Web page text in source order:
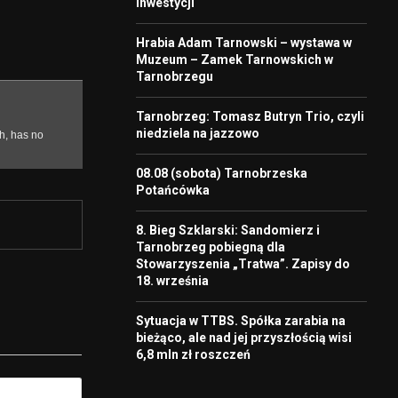
Hrabia Adam Tarnowski – wystawa w
Muzeum – Zamek Tarnowskich w
Tarnobrzegu
Tarnobrzeg: Tomasz Butryn Trio, czyli
niedziela na jazzowo
08.08 (sobota) Tarnobrzeska
Potańcówka
8. Bieg Szklarski: Sandomierz i
Tarnobrzeg pobiegną dla
Stowarzyszenia „Tratwa”. Zapisy do
18. września
Sytuacja w TTBS. Spółka zarabia na
bieżąco, ale nad jej przyszłością wisi
6,8 mln zł roszczeń